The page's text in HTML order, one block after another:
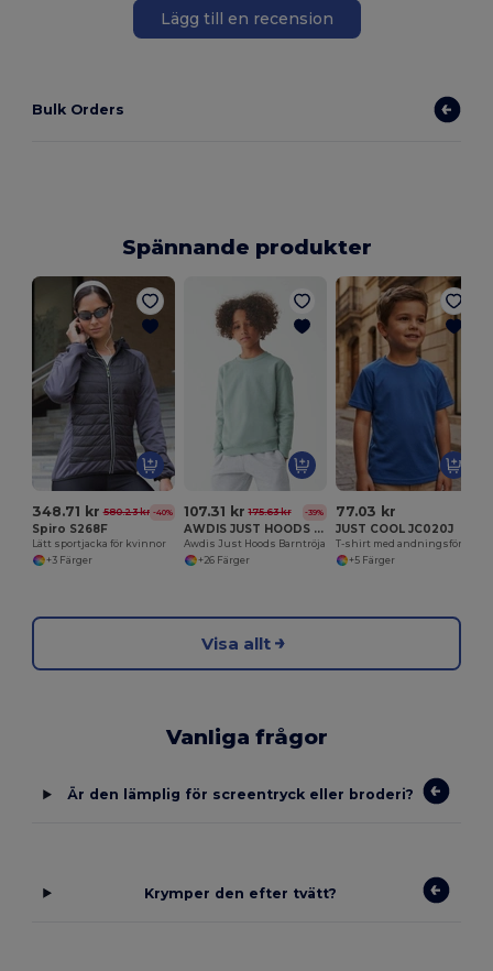
Lägg till en recension
Bulk Orders
Spännande produkter
348.71 kr 580.23 kr -40%
Spiro S268F
Lätt sportjacka för kvinnor
+3 Färger
107.31 kr 175.63 kr -39%
AWDIS JUST HOODS JH030J
Awdis Just Hoods Barntröja
+26 Färger
77.03 kr
JUST COOL JC020J
+5 Färger
Visa allt
Vanliga frågor
Är den lämplig för screentryck eller broderi?
Krymper den efter tvätt?